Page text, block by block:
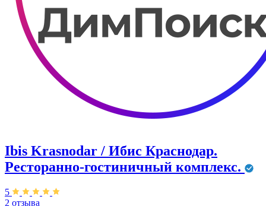
Ibis Krasnodar / Ибис Краснодар.
Ресторанно-гостиничный комплекс.
5
2 отзыва